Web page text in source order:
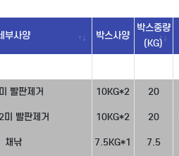
부사양 박스사양
박스중량
(KG)
빨판제거 10KG*2 20
빨판제거 10KG*2 20
채낚 7.5KG*1 7.5